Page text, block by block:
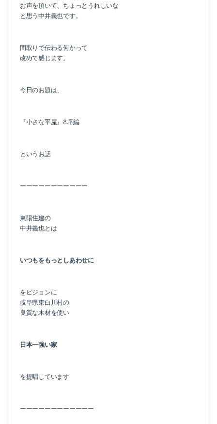
お声を頂いて、ちょっとうれしいな
と思う中井義也です。
間取りで伝わる何かって
改めて感じます。
今日のお題は、
『小さな平屋』8坪編
というお話
ーーーーーーーーーーー
東陽住建の
中井義也とは
いつもをもっとしあわせに
をビジョンに
岐阜県東白川村の
良質な木材を使い
日本一強い家
を提唱しています
ーーーーーーーーーーーー